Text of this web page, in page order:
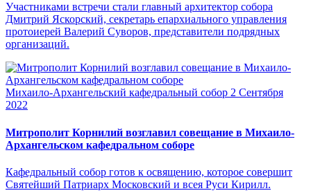
Участниками встречи стали главный архитектор собора
Дмитрий Яскорский, секретарь епархиального управления
протоиерей Валерий Суворов, представители подрядных
организаций.
Михаило-Архангельский кафедральный собор 2 Сентября
2022
Митрополит Корнилий возглавил совещание в Михаило-
Архангельском кафедральном соборе
Кафедральный собор готов к освящению, которое совершит
Святейший Патриарх Московский и всея Руси Кирилл.